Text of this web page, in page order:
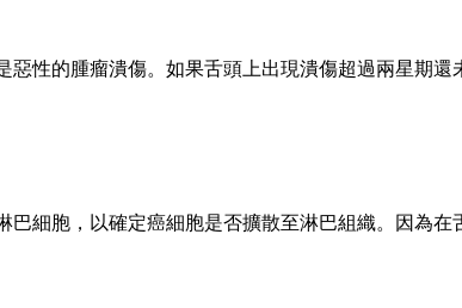
性的腫瘤潰傷。如果舌頭上出現潰傷超過兩星期
細胞，以確定癌細胞是否擴散至淋巴組織。因為